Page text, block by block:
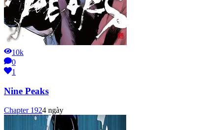
10k
0
1
Nine Peaks
Chapter 1924 ngày